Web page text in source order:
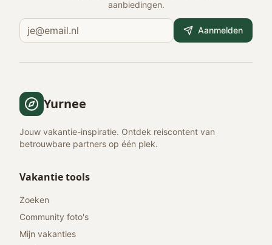
aanbiedingen.
Aanmelden
Yurnee
Jouw vakantie-inspiratie. Ontdek reiscontent van
betrouwbare partners op één plek.
Vakantie tools
Zoeken
Community foto's
Mijn vakanties